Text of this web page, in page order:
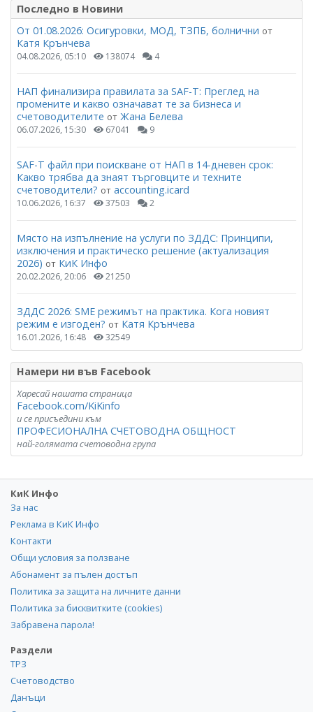
Последно в Новини
От 01.08.2026: Осигуровки, МОД, ТЗПБ, болнични от
Катя Крънчева
04.08.2026, 05:10 138074 4
НАП финализира правилата за SAF-T: Преглед на
промените и какво означават те за бизнеса и
счетоводителите от Жана Белева
06.07.2026, 15:30 67041 9
SAF-T файл при поискване от НАП в 14-дневен срок:
Какво трябва да знаят търговците и техните
счетоводители? от accounting.icard
10.06.2026, 16:37 37503 2
Място на изпълнение на услуги по ЗДДС: Принципи,
изключения и практическо решение (актуализация
2026) от КиК Инфо
20.02.2026, 20:06 21250
ЗДДС 2026: SME режимът на практика. Кога новият
режим е изгоден? от Катя Крънчева
16.01.2026, 16:48 32549
Намери ни във Facebook
Харесай нашата страница
Facebook.com/KiKinfo
и се присъедини към
ПРОФЕСИОНАЛНА СЧЕТОВОДНА ОБЩНОСТ
най-голямата счетоводна група
КиК Инфо
За нас
Реклама в КиК Инфо
Контакти
Общи условия за ползване
Абонамент за пълен достъп
Политика за защита на личните данни
Политика за бисквитките (cookies)
Забравена парола!
Раздели
ТРЗ
Счетоводство
Данъци